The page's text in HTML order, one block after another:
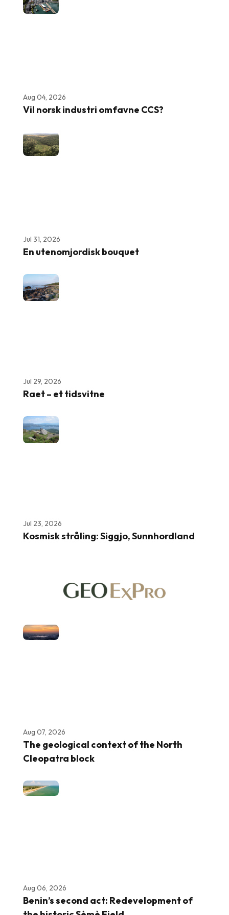
Aug 04, 2026
Vil norsk industri omfavne CCS?
Jul 31, 2026
En utenomjordisk bouquet
Jul 29, 2026
Raet – et tidsvitne
Jul 23, 2026
Kosmisk stråling: Siggjo, Sunnhordland
Aug 07, 2026
The geological context of the North
Cleopatra block
Aug 06, 2026
Benin’s second act: Redevelopment of